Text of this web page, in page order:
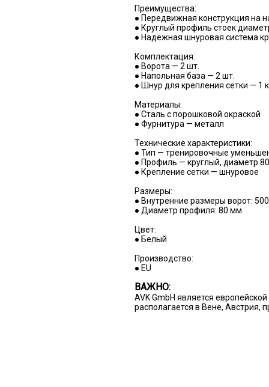
Преимущества:
● Передвижная конструкция на
● Круглый профиль стоек
● Надёжная шнуровая система
Комплектация:
● Ворота — 2 шт.
● Напольная база — 2 шт.
● Шнур для крепления сетки — 1
Материалы:
● Сталь с порошковой окраской
● Фурнитура — металл
Технические характеристики:
● Тип — тренировочные
● Профиль — круглый, диаметр
● Крепление сетки — шнуровое
Размеры:
● Внутренние размеры ворот:
● Диаметр профиля: 80 мм
Цвет:
● Белый
Производство:
● EU
ВАЖНО:
AVK GmbH является
располагается в Вене, Австрия,